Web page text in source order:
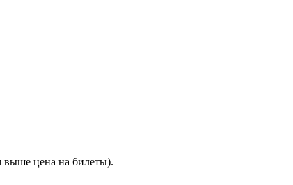
выше цена на билеты).